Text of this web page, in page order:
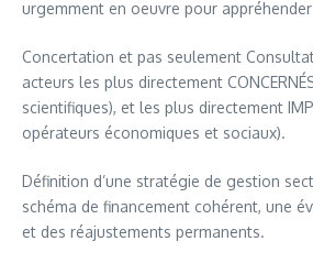
urgemment en oeuvre pour appréhender
Concertation et pas seulement
acteurs les plus directement
scientifiques), et les plus directement
opérateurs économiques et sociaux).
Définition d’une stratégie de gestion
schéma de financement cohérent, une
et des réajustements permanents.